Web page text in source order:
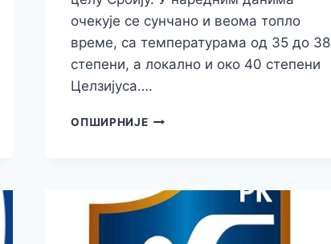
очекује се сунчано и веома топло
време, са температурама од 35 до 38
степени, а локално и око 40 степени
Целзијуса….
ОПШИРНИЈЕРХМЗ
ТЕМПЕРАТУРЕ,
НОВИ